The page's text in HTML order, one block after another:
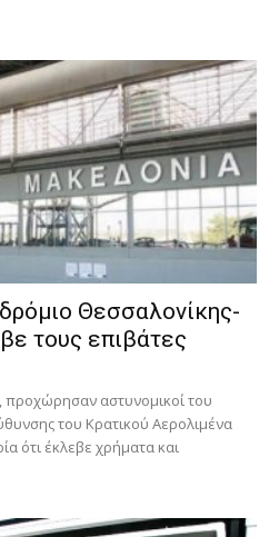
Θεσσαλονίκης-
τους επιβάτες
αστυνομικοί του
του Κρατικού Αερολιμένα
ότι έκλεβε χρήματα και